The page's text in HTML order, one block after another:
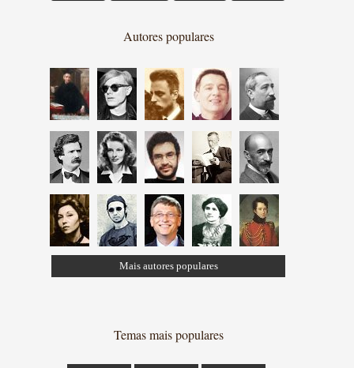
Autores populares
Mais autores populares
Temas mais populares